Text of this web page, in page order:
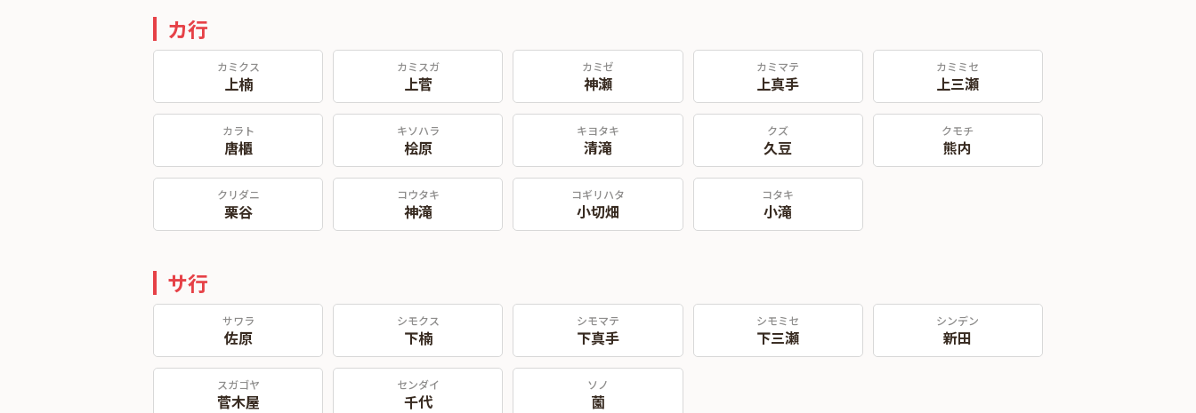
カ行
カミクス
上楠
カミスガ
上菅
カミゼ
神瀬
カミマテ
上真手
カミミセ
上三瀬
カラト
唐櫃
キソハラ
桧原
キヨタキ
清滝
クズ
久豆
クモチ
熊内
クリダニ
栗谷
コウタキ
神滝
コギリハタ
小切畑
コタキ
小滝
サ行
サワラ
佐原
シモクス
下楠
シモマテ
下真手
シモミセ
下三瀬
シンデン
新田
スガゴヤ
菅木屋
センダイ
千代
ソノ
薗